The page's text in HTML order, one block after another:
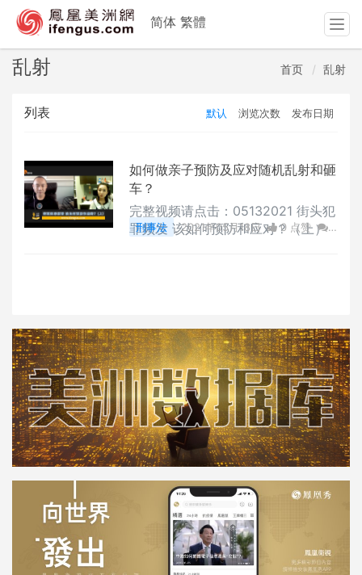
乱射 首页 乱射
列表 默认 浏览次数 发布日期
如何做亲子预防及应对随机乱射和砸
车？
完整视频请点击：05132021 街头犯
罪频发 该如何预防和应对？（上）
刑事法 2021年05月18日 0 点赞
0
简体 繁體
T
o
g
g
e
v
g
a